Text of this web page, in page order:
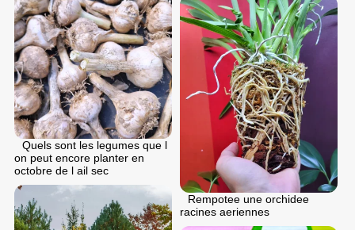
Quels sont les legumes que l
on peut encore planter en
octobre de l ail sec
Rempotee une orchidee
racines aeriennes